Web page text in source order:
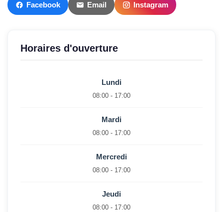
Facebook Email Instagram
Horaires d'ouverture
Lundi
08:00 - 17:00
Mardi
08:00 - 17:00
Mercredi
08:00 - 17:00
Jeudi
08:00 - 17:00